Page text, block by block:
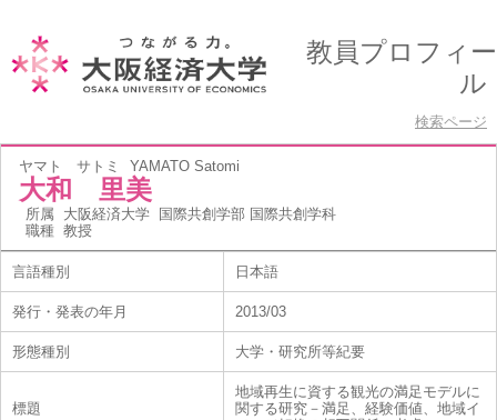
教員プロフィー
ル
検索ページ
ヤマト サトミ YAMATO Satomi
大和 里美
所属 大阪経済大学 国際共創学部 国際共創学科
職種 教授
言語種別 日本語
発行・発表の年月 2013/03
形態種別 大学・研究所等紀要
標題
地域再生に資する観光の満足モデルに
関する研究－満足、経験価値、地域イ